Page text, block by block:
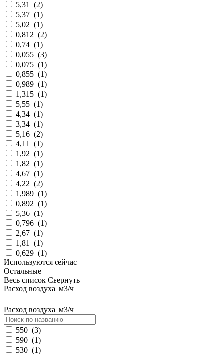
5,31
(2)
5,37 (1)
5,02 (1)
0,812 (2)
0,74 (1)
0,055 (3)
0,075 (1)
0,855 (1)
0,989 (1)
1,315 (1)
5,55 (1)
4,34 (1)
3,34 (1)
5,16 (2)
4,11
(1)
1,92 (1)
1,82 (1)
4,67 (1)
4,22 (2)
1,989 (1)
0,892 (1)
5,36 (1)
0,796 (1)
2,67 (1)
1,81
(1)
0,629 (1)
Используются сейчас
Остальные
Весь список Свернуть
Расход воздуха, м3/ч
Расход воздуха, м3/ч
550 (3)
590 (1)
530 (1)